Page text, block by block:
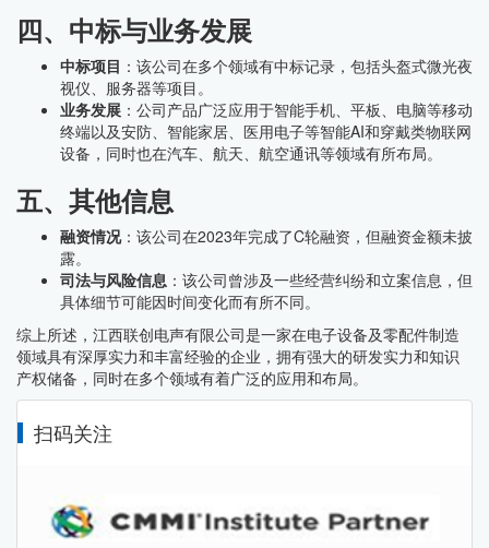
四、中标与业务发展
中标项目 ：该公司在多个领域有中标记录，包括头盔式微光夜
视仪、服务器等项目。
业务发展 ：公司产品广泛应用于智能手机、平板、电脑等移动
终端以及安防、智能家居、医用电子等智能AI和穿戴类物联网
设备，同时也在汽车、航天、航空通讯等领域有所布局。
五、其他信息
融资情况：该公司在2023年完成了C轮融资，但融资金额未披
露。
司法与风险信息 ：该公司曾涉及一些经营纠纷和立案信息，但
具体细节可能因时间变化而有所不同。
综上所述，江西联创电声有限公司是一家在电子设备及零配件制造
领域具有深厚实力和丰富经验的企业，拥有强大的研发实力和知识
产权储备，同时在多个领域有着广泛的应用和布局。
扫码关注